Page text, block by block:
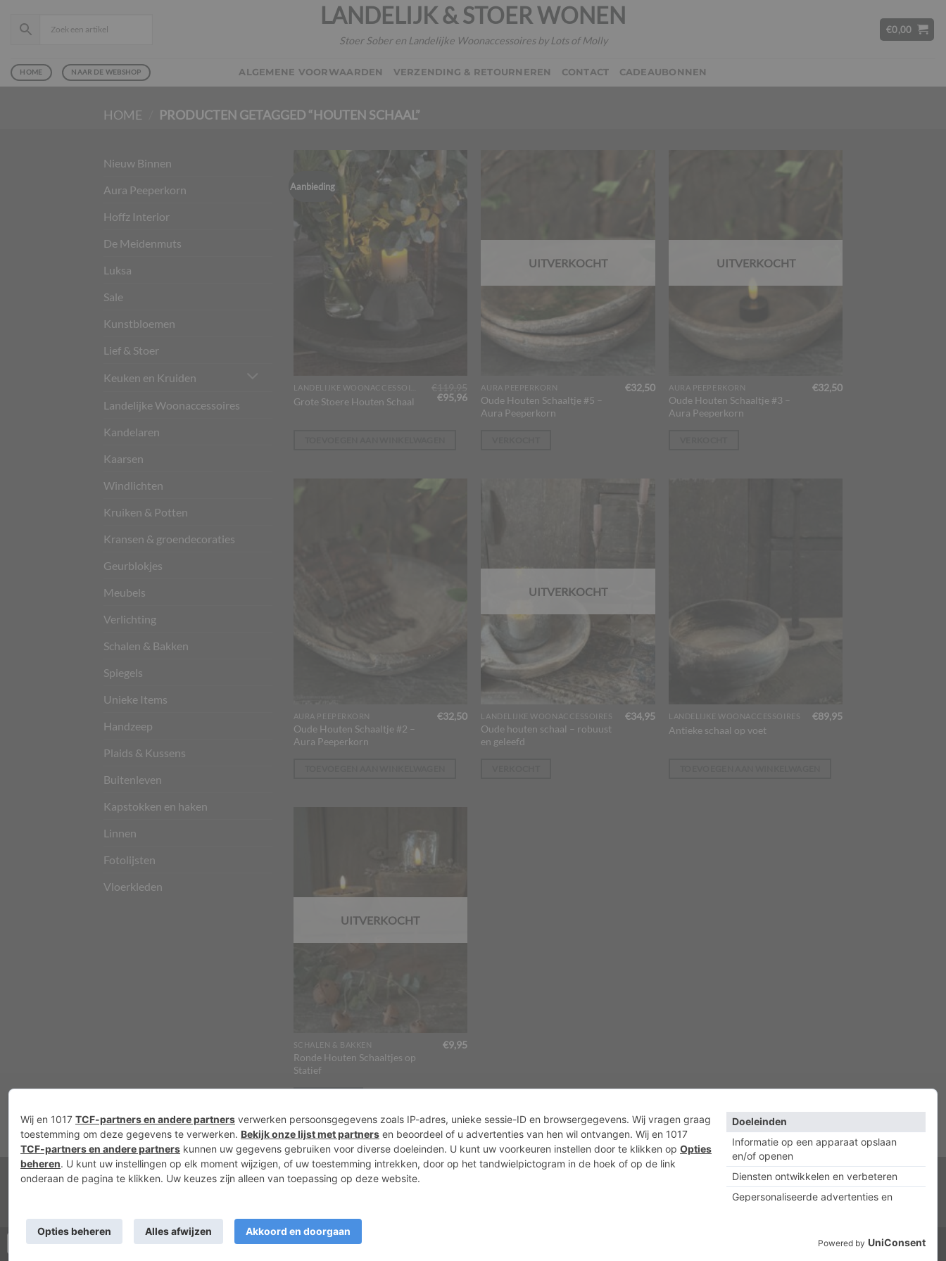
naar
LANDELIJK & STOER WONEN
Stoer Sober en Landelijke Woonaccessoires by Lots of Molly
€0,00
HOME NAAR DE WEBSHOP ALGEMENE VOORWAARDEN VERZENDING & RETOURNEREN CONTACT CADEAUBONNEN
HOME PRODUCTEN GETAGGED “HOUTEN SCHAAL”
Nieuw Binnen
Aura Peeperkorn
Hoffz Interior
De Meidenmuts
Luksa
Sale
Kunstbloemen
Lief & Stoer
Keuken en Kruiden
Landelijke Woonaccessoires
Kandelaren
Kaarsen
Windlichten
Kruiken & Potten
Kransen & groendecoraties
Geurblokjes
Meubels
Verlichting
Schalen & Bakken
Spiegels
Unieke Items
Handzeep
Plaids & Kussens
Buitenleven
Kapstokken en haken
Linnen
Fotolijsten
Vloerkleden
Aanbieding
Grote Stoere Houten Schaal
Oorspronkelijke
prijs
€95,96Huidige
prijs
UITVERKOCHT
AURA PEEPERKORN
Oude Houten Schaaltje #5 –
Aura Peeperkorn
€32,50
UITVERKOCHT
AURA PEEPERKORN
Oude Houten Schaaltje #3 –
Aura Peeperkorn
€32,50
AURA PEEPERKORN
Oude Houten Schaaltje #2 –
Aura Peeperkorn
€32,50
UITVERKOCHT
LANDELIJKE WOONACCESSOIRES
Oude houten schaal – robuust
en geleefd
€34,95 LANDELIJKE WOONACCESSOIRES
Antieke schaal op voet
€89,95
UITVERKOCHT
SCHALEN & BAKKEN
Ronde Houten Schaaltjes op
Statief
€9,95
Nieuws Over ons Cookies